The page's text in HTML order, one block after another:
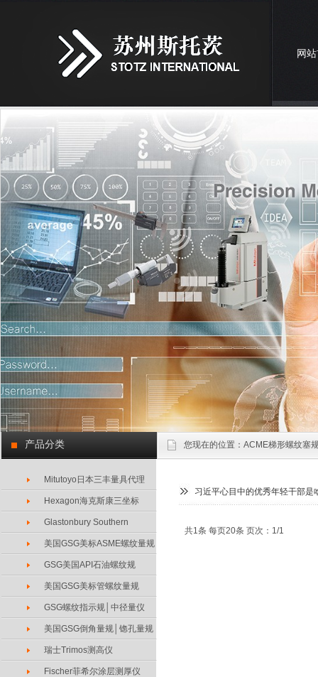
网
您现在的位置： ACME梯形螺纹塞
产品分类
Mitutoyo日本三丰量具代理
Hexagon海克斯康三坐标
Glastonbury Southern
美国GSG美标ASME螺纹量规
GSG美国API石油螺纹规
美国GSG美标管螺纹量规
GSG螺纹指示规│中径量仪
美国GSG倒角量规│锪孔量规
瑞士Trimos测高仪
Fischer菲希尔涂层测厚仪
习近平心目中的优秀年轻干部是
共1条 每页20条 页次：1/1